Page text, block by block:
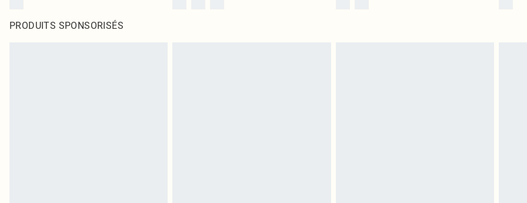
PRODUITS SPONSORISÉS